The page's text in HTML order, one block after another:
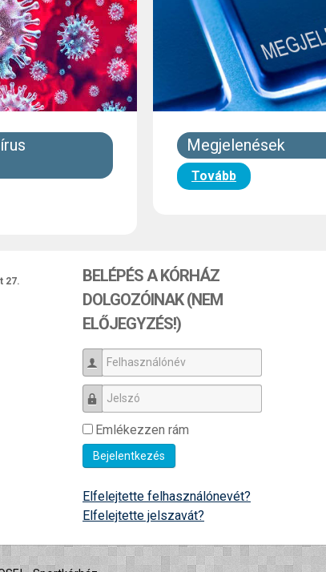
Megjelenések
Tovább
27.
BELÉPÉS A KÓRHÁZ
DOLGOZÓINAK (NEM
ELŐJEGYZÉS!)
Felhasználónév
Jelszó
Emlékezzen rám
Bejelentkezés
Elfelejtette felhasználónevét?
Elfelejtette jelszavát?